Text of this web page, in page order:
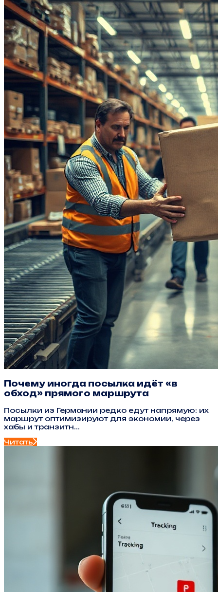
Почему иногда посылка идёт «в
обход» прямого маршрута
Посылки из Германии редко едут напрямую: их
маршрут оптимизируют для экономии, через
хабы и транзитн...
Читать